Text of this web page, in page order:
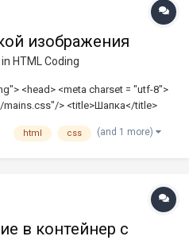
изображения
HTML Coding
<head> <meta charset = "utf-8">
mains.css"/> <title>Шапка</title>
</div> </section>...
html css (and 1 more)
в контейнер с